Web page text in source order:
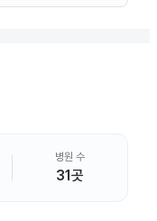
병원 수
31곳